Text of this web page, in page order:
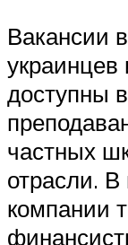
Вакансии
украинцев
доступны
частных
отрасли.
компании